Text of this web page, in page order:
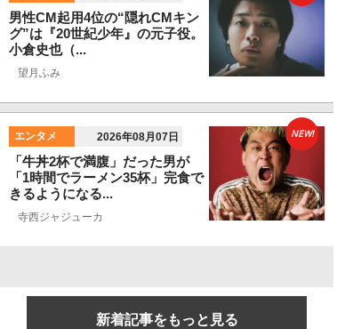
男性CM起用4位の“隠れCMキン
グ”は『20世紀少年』の元子役。
小倉史也（...
望月ふみ
エンタメ 2026年08月07日
「牛丼2杯で満腹」だった男が
「1時間でラーメン35杯」完食で
きるようになる...
寺西ジャジューカ
NEW!
新着記事をもっと見る